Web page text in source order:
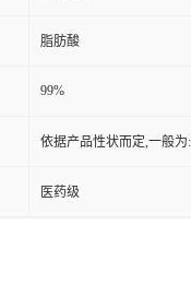
脂肪酸
99%
依据产品性状而定,一般
医药级